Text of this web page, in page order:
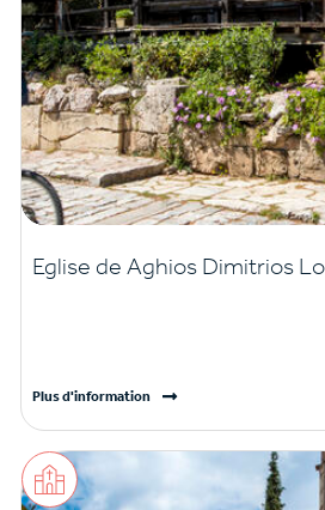
Eglise de Aghios Dimitrios
Plus d'information